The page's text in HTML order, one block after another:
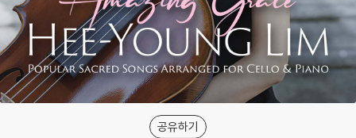
공유하기